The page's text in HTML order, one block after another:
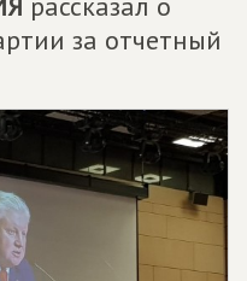
за отчетный